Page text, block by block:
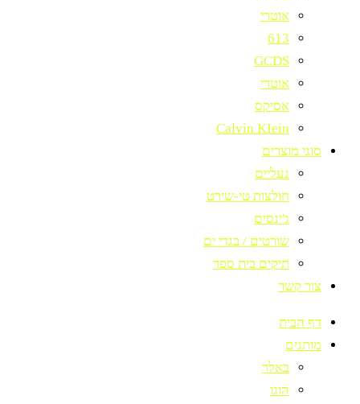
אוטרי
613
GCDS
אוטרי
אסיקס
Calvin KIein
סוגי מוצרים
נעליים
חולצות טי-שירט
ג'ינסים
שורטים / בגדי ים
תיקים בית ספר
צור קשר
דף הבית
מותגים
באלר
הוגו